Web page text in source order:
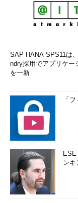
SAP HANA SPS11は
ndry採用でアプリケー
を一新
「
ンキ